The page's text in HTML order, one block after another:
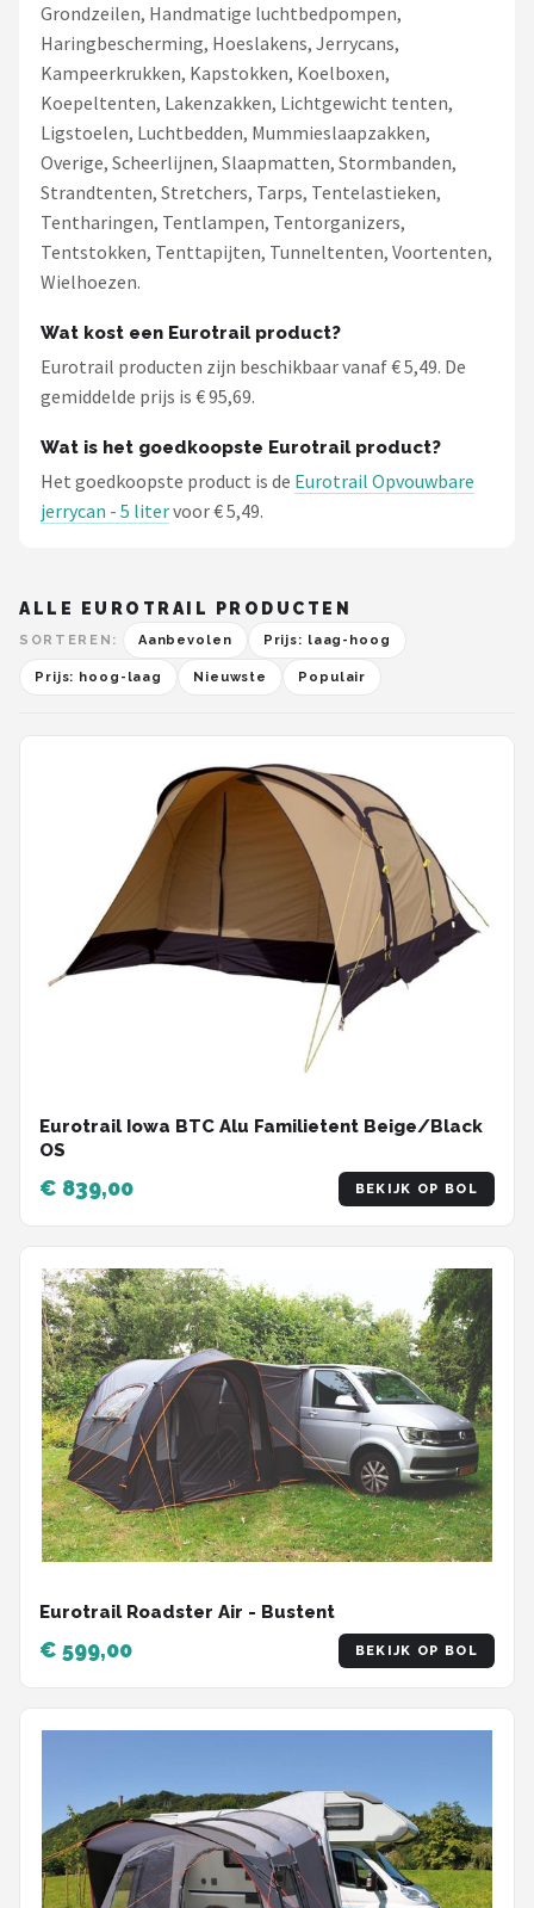
Grondzeilen, Handmatige luchtbedpompen,
Haringbescherming, Hoeslakens, Jerrycans,
Kampeerkrukken, Kapstokken, Koelboxen,
Koepeltenten, Lakenzakken, Lichtgewicht tenten,
Ligstoelen, Luchtbedden, Mummieslaapzakken,
Overige, Scheerlijnen, Slaapmatten, Stormbanden,
Strandtenten, Stretchers, Tarps, Tentelastieken,
Tentharingen, Tentlampen, Tentorganizers,
Tentstokken, Tenttapijten, Tunneltenten, Voortenten,
Wielhoezen.
Wat kost een Eurotrail product?
Eurotrail producten zijn beschikbaar vanaf € 5,49. De
gemiddelde prijs is € 95,69.
Wat is het goedkoopste Eurotrail product?
Het goedkoopste product is de Eurotrail Opvouwbare
jerrycan - 5 litervoor € 5,49.
ALLE EUROTRAIL PRODUCTEN
SORTEREN: Aanbevolen Prijs: laag-hoog
Prijs: hoog-laag Nieuwste Populair
Eurotrail Iowa BTC Alu Familietent Beige/Black
OS
€ 839,00 BEKIJK OP BOL
Eurotrail Roadster Air - Bustent
€ 599,00 BEKIJK OP BOL